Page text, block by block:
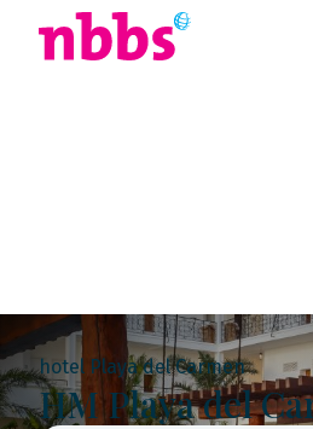
hotel Playa del Carmen
HM Playa del